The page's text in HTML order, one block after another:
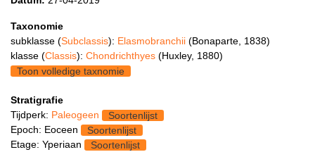
Taxonomie
subklasse (Subclassis): Elasmobranchii (Bonaparte, 1838)
klasse (Classis): Chondrichthyes (Huxley, 1880)
Toon volledige taxnomie
Stratigrafie
Tijdperk: Paleogeen
Soortenlijst
Epoch: Eoceen
Soortenlijst
Etage: Yperiaan
Soortenlijst